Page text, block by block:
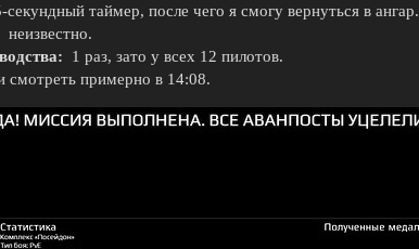
секундный таймер, после чего я смогу вернуться в ангар.
неизвестно.
1 раз, зато у всех 12 пилотов.
смотреть примерно в 14:08.